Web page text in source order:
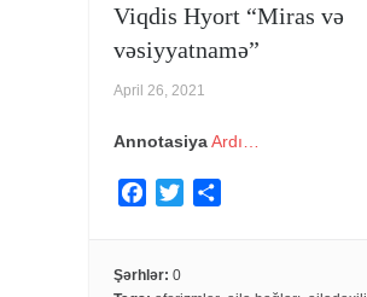
Viqdis Hyort “Miras və
vəsiyyatnamə”
April 26, 2021
AnnotasiyaArdı…
e
Şərhlər: 0